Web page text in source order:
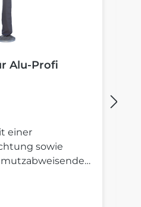
Alu-Profi
einer
sowie